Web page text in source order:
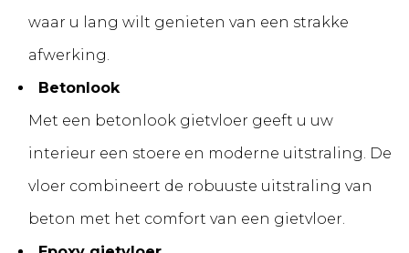
waar u lang wilt genieten van een strakke
afwerking.
Betonlook
Met een betonlook gietvloer geeft u uw
interieur een stoere en moderne uitstraling. De
vloer combineert de robuuste uitstraling van
beton met het comfort van een gietvloer.